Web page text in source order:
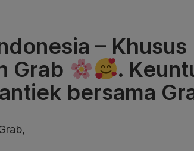
–
Grab
.
bersama